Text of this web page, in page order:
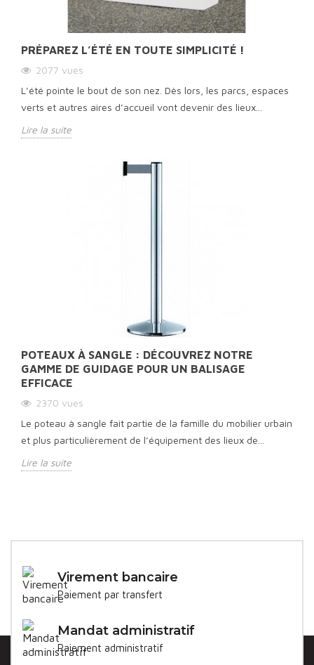
PRÉPAREZ L’ÉTÉ EN TOUTE SIMPLICITÉ !
2077 vues
L’été pointe le bout de son nez. Dès lors, les parcs, espaces
verts et autres aires d’accueil vont devenir des lieux...
Lire la suite
POTEAUX À SANGLE : DÉCOUVREZ NOTRE
GAMME DE GUIDAGE POUR UN BALISAGE
EFFICACE
2370 vues
Le poteau à sangle fait partie de la famille du mobilier urbain
et plus particulièrement de l’équipement des lieux de...
Lire la suite
Virement bancaire
Paiement par transfert
Mandat administratif
Paiement administratif